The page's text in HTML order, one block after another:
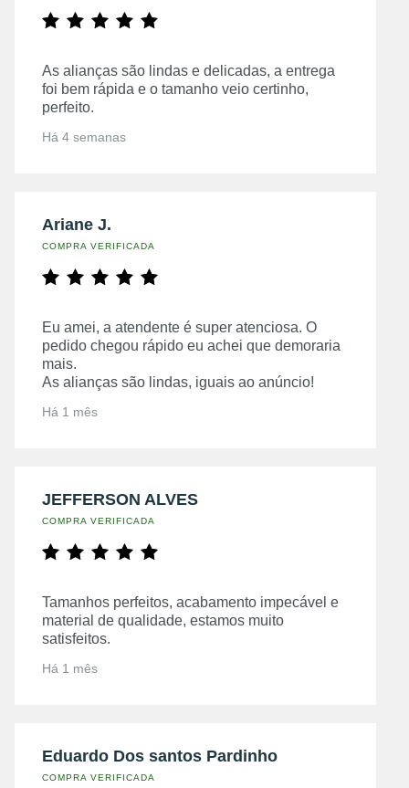
As alianças são lindas e delicadas, a entrega
foi bem rápida e o tamanho veio certinho,
perfeito.
Há 4 semanas
Ariane J.
COMPRA VERIFICADA
Eu amei, a atendente é super atenciosa. O
pedido chegou rápido eu achei que demoraria
mais.
As alianças são lindas, iguais ao anúncio!
Há 1 mês
JEFFERSON ALVES
COMPRA VERIFICADA
Tamanhos perfeitos, acabamento impecável e
material de qualidade, estamos muito
satisfeitos.
Há 1 mês
Eduardo Dos santos Pardinho
COMPRA VERIFICADA